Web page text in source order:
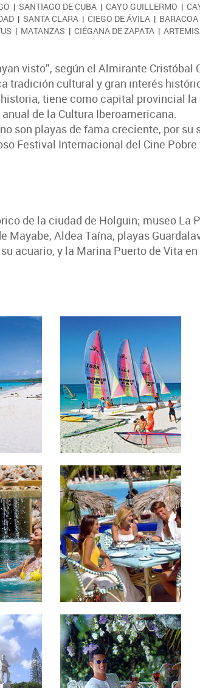
| SANTIAGO DE CUBA| CAYO GUILLERMO |
| SANTA CLARA| CIEGO DE ÁVILA| BARACOA
| MATANZAS | CIÉGANA DE ZAPATA |
visto”, según el Almirante Cristóbal
tradición cultural y gran interés
tiene como capital provincial la
de la Cultura Iberoamericana.
son playas de fama creciente, por
Festival Internacional del Cine
de la ciudad de Holguin; museo La
Mayabe, Aldea Taína, playas
acuario, y la Marina Puerto de Vita en